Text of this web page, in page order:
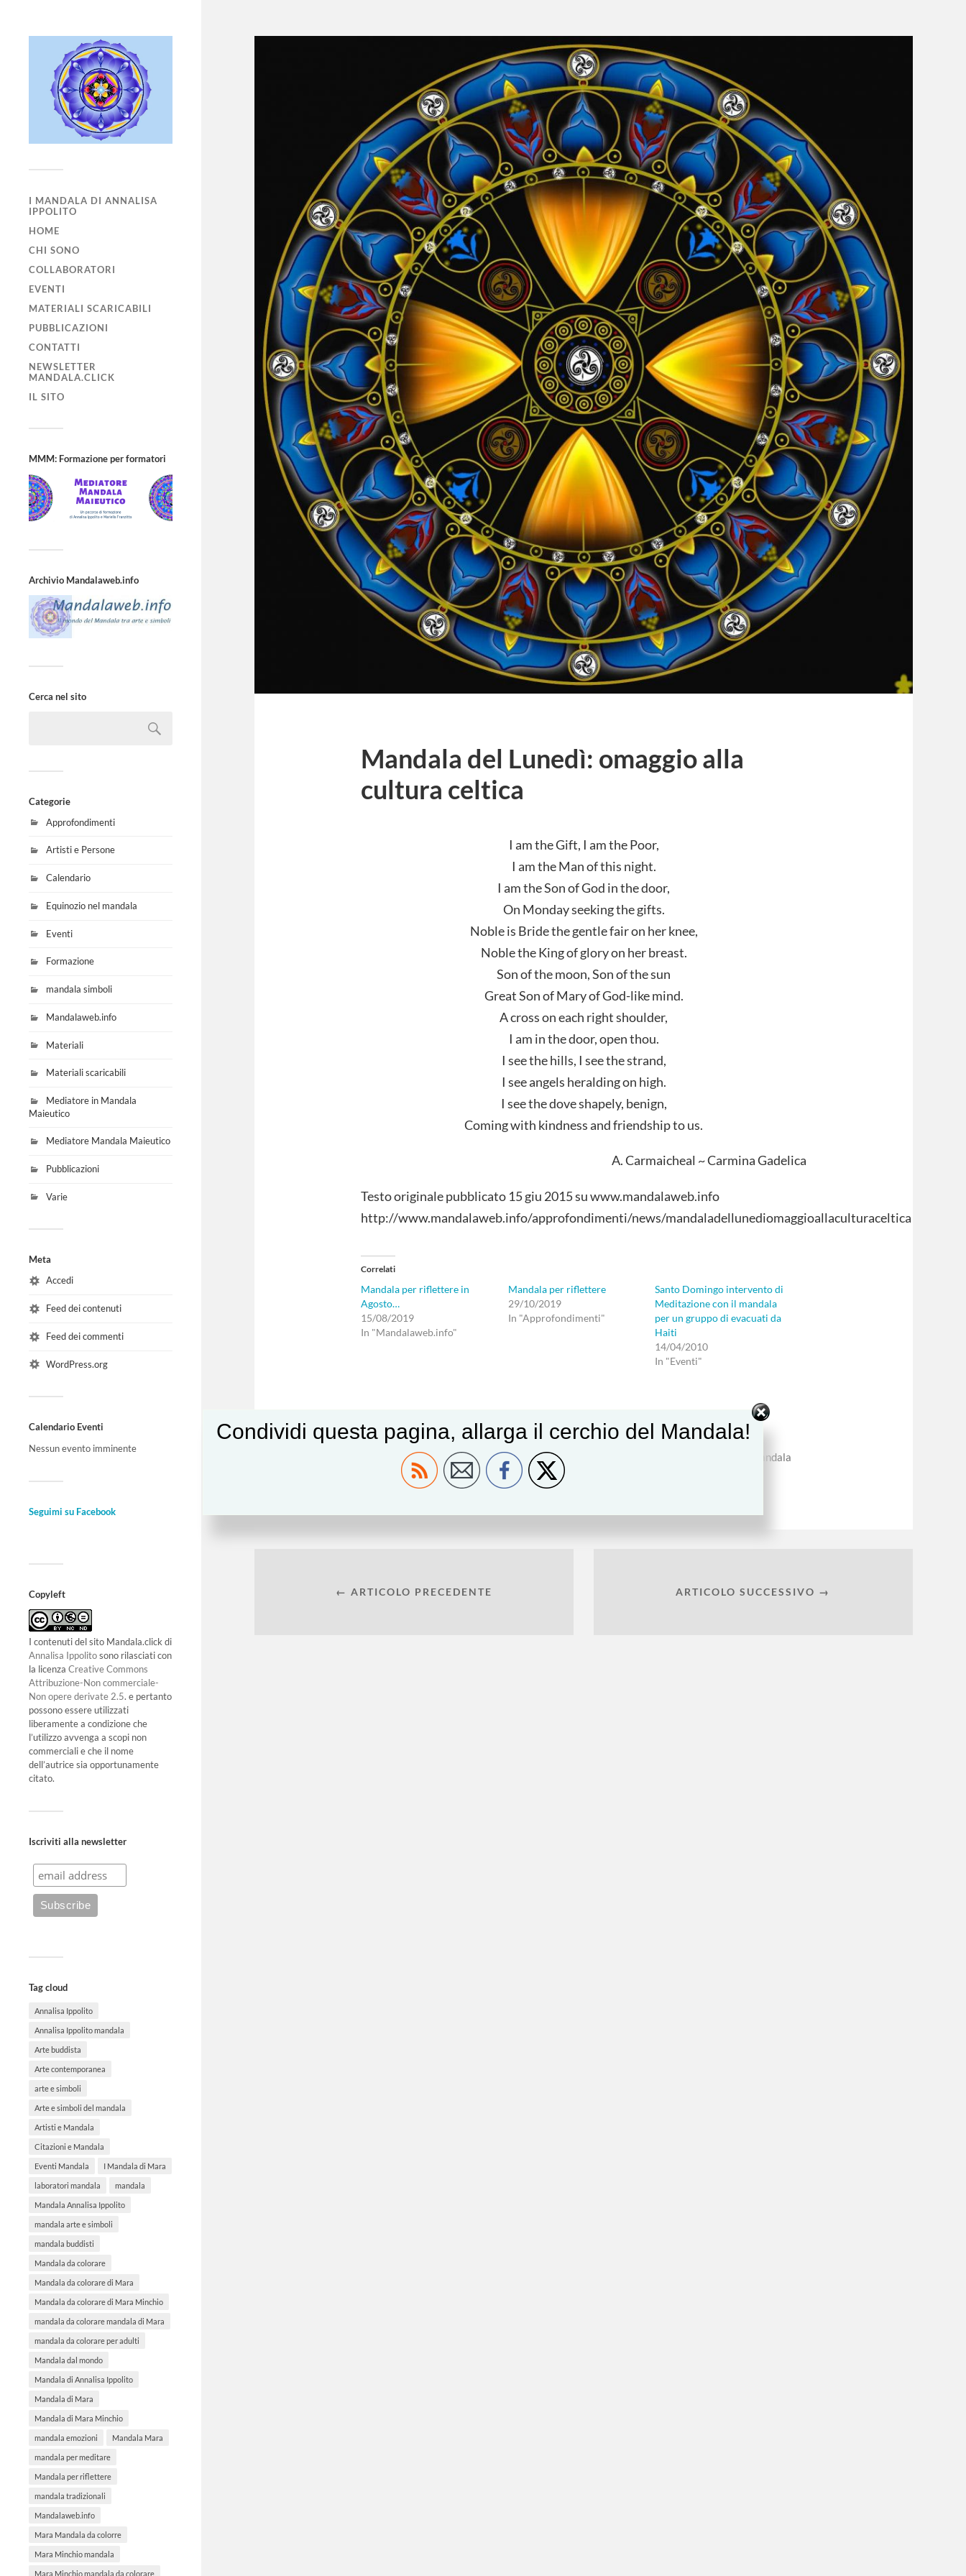
I MANDALA DI ANNALISA
IPPOLITO
HOME
CHI SONO
COLLABORATORI
EVENTI
MATERIALI SCARICABILI
PUBBLICAZIONI
CONTATTI
NEWSLETTER
MANDALA.CLICK
IL SITO
MMM: Formazione per formatori
Archivio Mandalaweb.info
Cerca nel sito
Categorie
Approfondimenti
Artisti e Persone
Calendario
Equinozio nel mandala
Eventi
Formazione
mandala simboli
Mandalaweb.info
Materiali
Materiali scaricabili
Mediatore in Mandala
Maieutico
Mediatore Mandala Maieutico
Pubblicazioni
Varie
Meta
Accedi
Feed dei contenuti
Feed dei commenti
WordPress.org
Calendario Eventi
Nessun evento imminente
Seguimi su Facebook
Copyleft
I contenuti del sito Mandala.click di
Annalisa Ippolitosono rilasciati con
la licenza Creative Commons
Attribuzione-Non commerciale-
Non opere derivate 2.5. e pertanto
possono essere utilizzati
liberamente a condizione che
l’utilizzo avvenga a scopi non
commerciali e che il nome
dell’autrice sia opportunamente
citato.
Iscriviti alla newsletter
Tag cloud
Annalisa Ippolito
Annalisa Ippolito mandala
Arte buddista
Arte contemporanea
arte e simboli
Arte e simboli del mandala
Artisti e Mandala
Citazioni e Mandala
Eventi Mandala I Mandala di Mara
laboratori mandala mandala
Mandala Annalisa Ippolito
mandala arte e simboli
mandala buddisti
Mandala da colorare
Mandala da colorare di Mara
Mandala da colorare di Mara Minchio
mandala da colorare mandala di Mara
mandala da colorare per adulti
Mandala dal mondo
Mandala di Annalisa Ippolito
Mandala di Mara
Mandala di Mara Minchio
mandala emozioni Mandala Mara
mandala per meditare
Mandala per riflettere
mandala tradizionali
Mandalaweb.info
Mara Mandala da colorre
Mara Minchio mandala
Mara Minchio mandala da colorare
Mandala del Lunedì: omaggio alla
cultura celtica
I am the Gift, I am the Poor,
I am the Man of this night.
I am the Son of God in the door,
On Monday seeking the gifts.
Noble is Bride the gentle fair on her knee,
Noble the King of glory on her breast.
Son of the moon, Son of the sun
Great Son of Mary of God-like mind.
A cross on each right shoulder,
I am in the door, open thou.
I see the hills, I see the strand,
I see angels heralding on high.
I see the dove shapely, benign,
Coming with kindness and friendship to us.
A. Carmaicheal ~ Carmina Gadelica
Testo originale pubblicato 15 giu 2015 su www.mandalaweb.info
http://www.mandalaweb.info/approfondimenti/news/mandaladellunediomaggioallaculturaceltica
Correlati
Mandala per riflettere in
Agosto…
15/08/2019
In "Mandalaweb.info"
Mandala per riflettere
29/10/2019
In "Approfondimenti"
Santo Domingo intervento di
Meditazione con il mandala
per un gruppo di evacuati da
Haiti
14/04/2010
In "Eventi"
30/09/2019 inMandalaweb.info Materiali
Annalisa Ippolito mandala
Citazioni e Mandala
Mandala
per riflettere
Meditazione meditazione con il mandala
← ARTICOLO PRECEDENTE ARTICOLO SUCCESSIVO →
Condividi questa pagina, allarga il cerchio del Mandala!